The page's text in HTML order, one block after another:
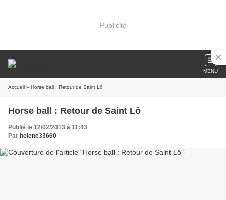
Publicité
MENU
Accueil » Horse ball : Retour de Saint Lô
Horse ball : Retour de Saint Lô
Publié le 12/02/2013 à 11:43
Par helene33660